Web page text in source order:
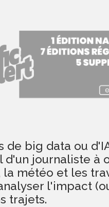
de big data ou
d'un journaliste à
la météo et les
l'impact
trajets.